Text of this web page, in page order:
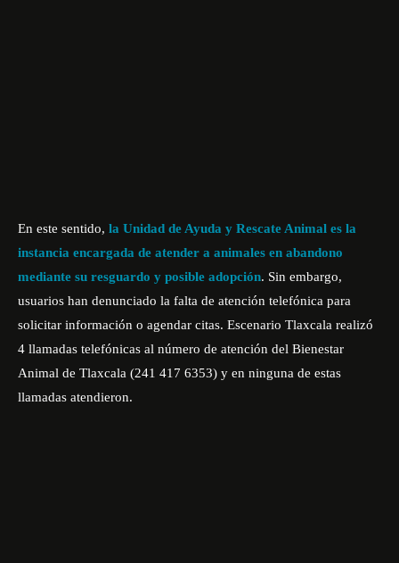
En este sentido, la Unidad de Ayuda y Rescate Animal es la
instancia encargada de atender a animales en abandono
mediante su resguardo y posible adopción. Sin embargo,
usuarios han denunciado la falta de atención telefónica para
solicitar información o agendar citas. Escenario Tlaxcala realizó
4 llamadas telefónicas al número de atención del Bienestar
Animal de Tlaxcala (241 417 6353) y en ninguna de estas
llamadas atendieron.